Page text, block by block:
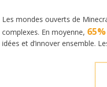
Les mondes ouverts de
complexes. En moyenne, 65%
idées et d’innover ensemble.